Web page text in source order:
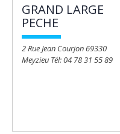
GRAND LARGE
PECHE
2 Rue Jean Courjon 69330
Meyzieu Tél: 04 78 31 55 89